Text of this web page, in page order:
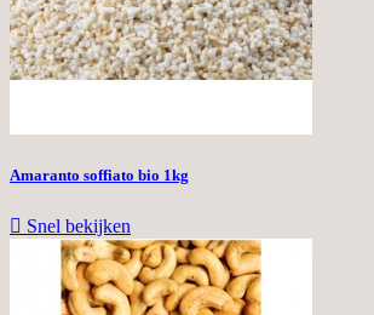
Amaranto soffiato bio 1kg
 Snel bekijken